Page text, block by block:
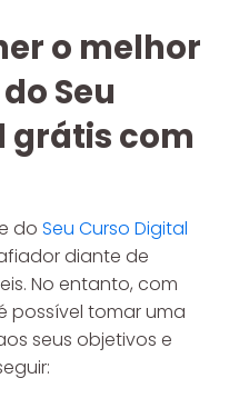
o melhor
Seu
grátis com
do Seu Curso Digital
diante de
No entanto, com
possível tomar uma
seus objetivos e